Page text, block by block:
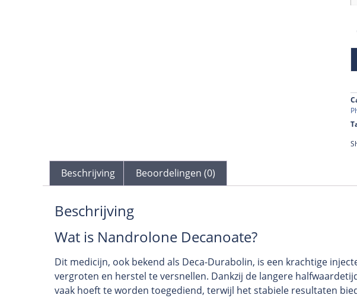
Beschrijving Beoordelingen (0)
Beschrijving
Wat is Nandrolone Decanoate?
Dit medicijn, ook bekend als Deca-Durabolin, is een krachtige
vergroten en herstel te versnellen. Dankzij de langere
vaak hoeft te worden toegediend, terwijl het stabiele resultaten